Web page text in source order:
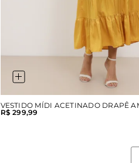
VESTIDO MÍDI ACETINADO DRAPÊ
R$ 299,99